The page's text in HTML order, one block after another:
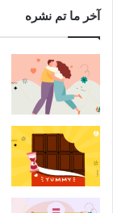
آخر ما تم نشره